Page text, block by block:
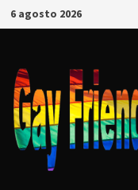
6 agosto 2026